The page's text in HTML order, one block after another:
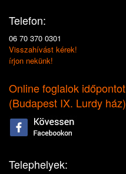
Telefon:
06 70 370 0301
Visszahívást kérek!
írjon nekünk!
Online foglalok időpontot
(Budapest IX. Lurdy ház)
Telephelyek: